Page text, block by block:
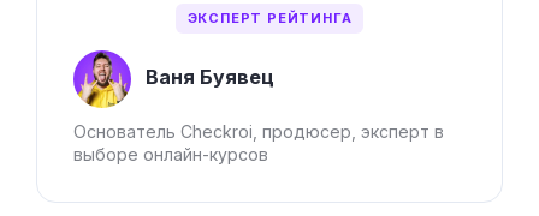
ЭКСПЕРТ РЕЙТИНГА
Ваня Буявец
Основатель Checkroi, продюсер, эксперт в
выборе онлайн-курсов